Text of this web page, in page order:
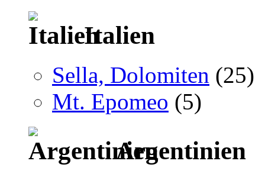
Italien
Sella, Dolomiten (25)
Mt. Epomeo (5)
Argentinien